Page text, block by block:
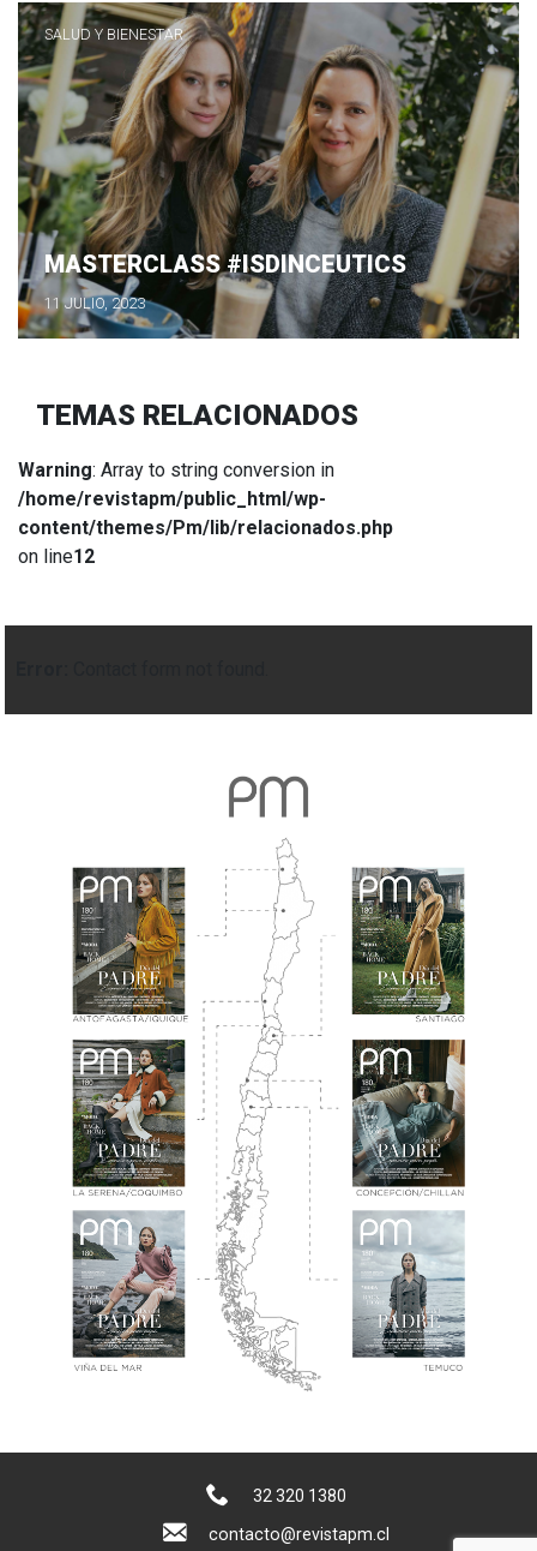
SALUD Y BIENESTAR
MASTERCLASS #ISDINCEUTICS
11 JULIO, 2023
TEMAS RELACIONADOS
Warning: Array to string conversion in
/home/revistapm/public_html/wp-
content/themes/Pm/lib/relacionados.php
on line12
32 320 1380
contacto@revistapm.cl